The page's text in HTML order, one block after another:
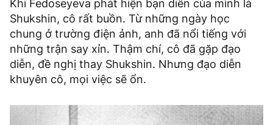
Khi Fedoseyeva phát hiện bạn diễn của mình là
Shukshin, cô rất buồn. Từ những ngày học
chung ở trường điện ảnh, anh đã nổi tiếng với
những trận say xỉn. Thậm chí, cô đã gặp đạo
diễn, đề nghị thay Shukshin. Nhưng đạo diễn
khuyên cô, mọi việc sẽ ổn.